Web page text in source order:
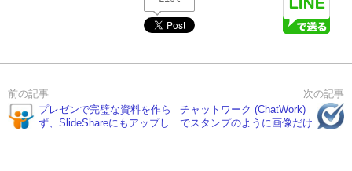
プレゼンで完璧な資料を作ら
ず、SlideShareにもアップし
チャットワーク (ChatWork)
でスタンプのように画像だけ